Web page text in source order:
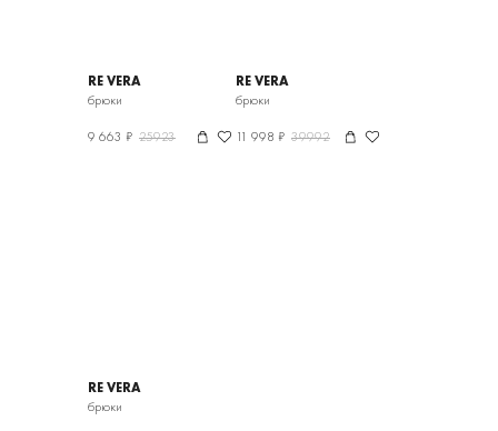
RE VERA
брюки
9 663 ₽ 25923
RE VERA
брюки
11 998 ₽ 39992
RE VERA
брюки